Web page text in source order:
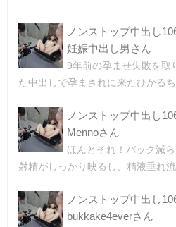
ノンストップ中出し
妊娠中出し男さん
9年前の孕ませ失敗を取
た中出しで孕まされに来たひかる
ノンストップ中出し
Mennoさん
ほんとそれ！バック減
射精がしっかり映るし、精液垂れ
ノンストップ中出し
bukkake4everさん